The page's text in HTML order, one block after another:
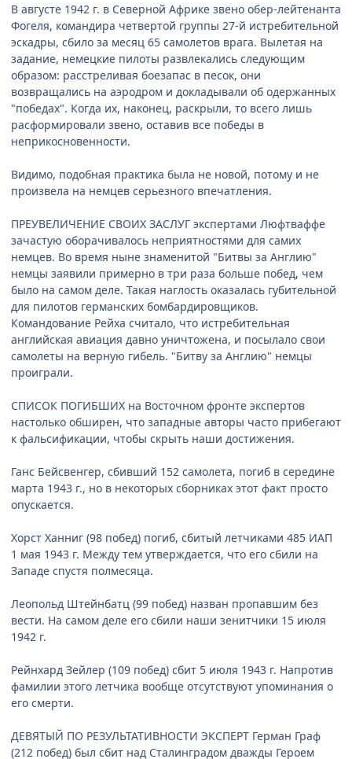
В августе 1942 г. в Северной Африке звено обер-лейтенанта
Фогеля, командира четвертой группы 27-й истребительной
эскадры, сбило за месяц 65 самолетов врага. Вылетая на
задание, немецкие пилоты развлекались следующим
образом: расстреливая боезапас в песок, они
возвращались на аэродром и докладывали об одержанных
"победах". Когда их, наконец, раскрыли, то всего лишь
расформировали звено, оставив все победы в
неприкосновенности.
Видимо, подобная практика была не новой, потому и не
произвела на немцев серьезного впечатления.
ПРЕУВЕЛИЧЕНИЕ СВОИХ ЗАСЛУГ экспертами Люфтваффе
зачастую оборачивалось неприятностями для самих
немцев. Во время ныне знаменитой "Битвы за Англию"
немцы заявили примерно в три раза больше побед, чем
было на самом деле. Такая наглость оказалась губительной
для пилотов германских бомбардировщиков.
Командование Рейха считало, что истребительная
английская авиация давно уничтожена, и посылало свои
самолеты на верную гибель. "Битву за Англию" немцы
проиграли.
СПИСОК ПОГИБШИХ на Восточном фронте экспертов
настолько обширен, что западные авторы часто прибегают
к фальсификации, чтобы скрыть наши достижения.
Ганс Бейсвенгер, сбивший 152 самолета, погиб в середине
марта 1943 г., но в некоторых сборниках этот факт просто
опускается.
Хорст Ханниг (98 побед) погиб, сбитый летчиками 485 ИАП
1 мая 1943 г. Между тем утверждается, что его сбили на
Западе спустя полмесяца.
Леопольд Штейнбатц (99 побед) назван пропавшим без
вести. На самом деле его сбили наши зенитчики 15 июля
1942 г.
Рейнхард Зейлер (109 побед) сбит 5 июля 1943 г. Напротив
фамилии этого летчика вообще отсутствуют упоминания о
его смерти.
ДЕВЯТЫЙ ПО РЕЗУЛЬТАТИВНОСТИ ЭКСПЕРТ Герман Граф
(212 побед) был сбит над Сталинградом дважды Героем